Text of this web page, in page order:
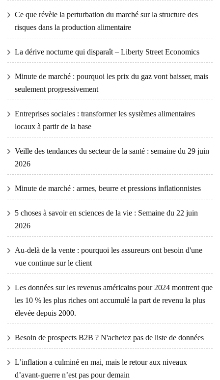
Ce que révèle la perturbation du marché sur la structure des
risques dans la production alimentaire
La dérive nocturne qui disparaît – Liberty Street Economics
Minute de marché : pourquoi les prix du gaz vont baisser, mais
seulement progressivement
Entreprises sociales : transformer les systèmes alimentaires
locaux à partir de la base
Veille des tendances du secteur de la santé : semaine du 29 juin
2026
Minute de marché : armes, beurre et pressions inflationnistes
5 choses à savoir en sciences de la vie : Semaine du 22 juin
2026
Au-delà de la vente : pourquoi les assureurs ont besoin d'une
vue continue sur le client
Les données sur les revenus américains pour 2024 montrent que
les 10 % les plus riches ont accumulé la part de revenu la plus
élevée depuis 2000.
Besoin de prospects B2B ? N'achetez pas de liste de données
L’inflation a culminé en mai, mais le retour aux niveaux
d’avant-guerre n’est pas pour demain